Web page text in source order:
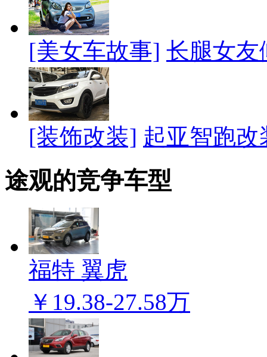
[美女车故事] 长腿女友
[装饰改装] 起亚智跑
途观的竞争车型
福特 翼虎
￥19.38-27.58万